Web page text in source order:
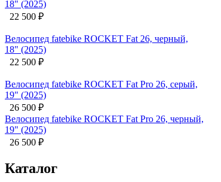
18" (2025)
22 500 ₽
Велосипед fatebike ROCKET Fat 26, черный,
18" (2025)
22 500 ₽
Велосипед fatebike ROCKET Fat Pro 26, серый,
19" (2025)
26 500 ₽
Велосипед fatebike ROCKET Fat Pro 26, черный,
19" (2025)
26 500 ₽
Каталог